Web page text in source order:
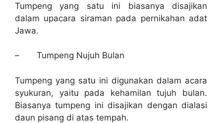
Tumpeng yang satu ini biasanya disajikan
dalam upacara siraman pada pernikahan adat
Jawa.
– Tumpeng Nujuh Bulan
Tumpeng yang satu ini digunakan dalam acara
syukuran, yaitu pada kehamilan tujuh bulan.
Biasanya tumpeng ini disajikan dengan dialasi
daun pisang di atas tempah.